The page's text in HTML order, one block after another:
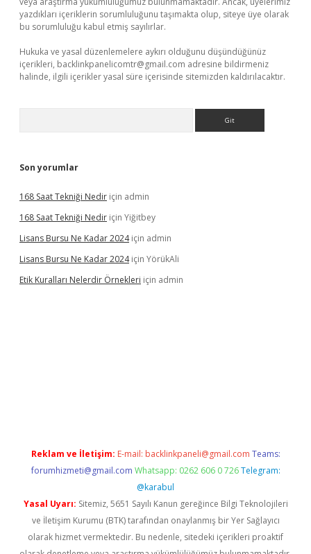
yazdıkları içeriklerin sorumluluğunu taşımakta olup, siteye üye olarak
bu sorumluluğu kabul etmiş sayılırlar.
Hukuka ve yasal düzenlemelere aykırı olduğunu düşündüğünüz
içerikleri, backlinkpanelicomtr@gmail.com adresine bildirmeniz
halinde, ilgili içerikler yasal süre içerisinde sitemizden kaldırılacaktır.
Son yorumlar
168 Saat Tekniği Nedir için admin
168 Saat Tekniği Nedir için Yiğitbey
Lisans Bursu Ne Kadar 2024için admin
Lisans Bursu Ne Kadar 2024için YörükAli
Etik Kuralları Nelerdir Örnekleri için admin
Reklam ve İletişim: E-mail: backlinkpaneli@gmail.com Teams:
forumhizmeti@gmail.com Whatsapp: 0262 606 0 726 Telegram:
@karabul
Yasal Uyarı: Sitemiz, 5651 Sayılı Kanun gereğince Bilgi Teknolojileri
ve İletişim Kurumu (BTK) tarafından onaylanmış bir Yer Sağlayıcı
olarak hizmet vermektedir. Bu nedenle, sitedeki içerikleri proaktif